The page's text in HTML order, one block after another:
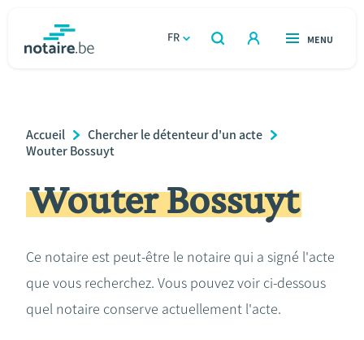
FR
OUVERT
RECHERCHER
OUVERT
MENU
Relations et vivre ensemble
Héritage et donations
Le notaire
Breadcrumb
Accueil
Chercher le détenteur d'un acte
Wouter Bossuyt
Wouter Bossuyt
Ce notaire est peut-être le notaire qui a signé l'acte
que vous recherchez. Vous pouvez voir ci-dessous
quel notaire conserve actuellement l'acte.